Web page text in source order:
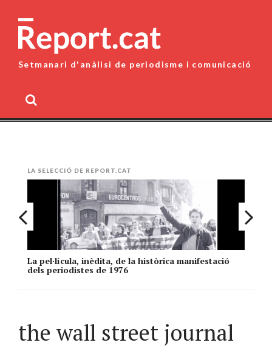
content
Setmanari d'anàlisi de periodisme i comunicació
LA SELECCIÓ DE REPORT.CAT
La pel·lícula, inèdita, de la històrica manifestació
dels periodistes de 1976
the wall street journal